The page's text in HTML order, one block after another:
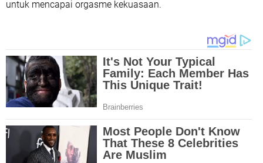
untuk mencapai orgasme kekuasaan.